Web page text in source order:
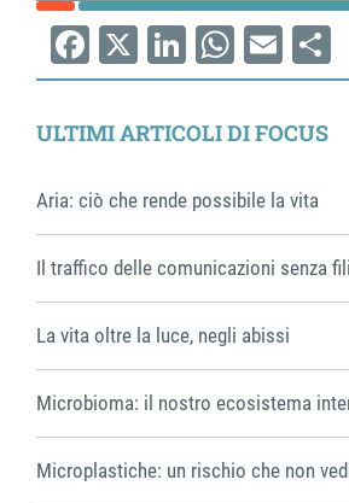
Facebook
X LinkedInEmail
ULTIMI ARTICOLI DI FOCUS
Aria: ciò che rende possibile la vita
Il traffico delle comunicazioni senza fili
La vita oltre la luce, negli abissi
Microbioma: il nostro ecosistema
Microplastiche: un rischio che non